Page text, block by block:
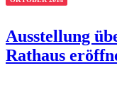
Ausstellung
Rathaus